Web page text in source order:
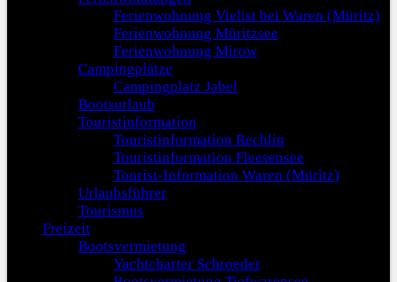
Ferienwohnung Vielist bei Waren (Müritz)
Ferienwohnung Müritzsee
Ferienwohnung Mirow
Campingplätze
Campingplatz Jabel
Bootsurlaub
Touristinformation
Touristinformation Rechlin
Touristinformation Fleesensee
Tourist-Information Waren (Müritz)
Urlaubsführer
Tourismus
Freizeit
Bootsvermietung
Yachtcharter Schroeder